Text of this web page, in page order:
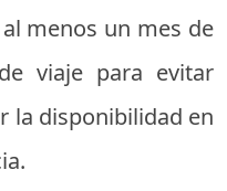
menos un mes de
viaje para evitar
la disponibilidad en